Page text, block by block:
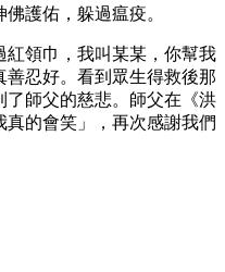
護佑，躲過瘟疫。
領巾，我叫某某，你幫我
忍好。看到眾生得救後那
師父的慈悲。師父在《洪
的會笑」，再次感謝我們